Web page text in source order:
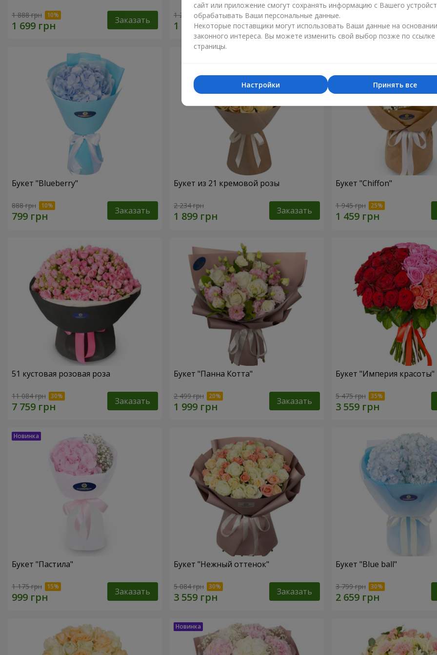
1 888 грн Заказать 1 293 грн Заказать 1 374 грн
Букет "Blueberry"
888 грн Заказать
Букет из 21 кремовой розы
2 234 грн Заказать
Букет "Chiffon"
1 945 грн
51 кустовая розовая роза
11 084 грн Заказать
Букет "Панна Котта"
2 499 грн Заказать
Букет "Империя красоты"
5 475 грн
Букет "Пастила"
1 175 грн Заказать
Букет "Нежный оттенок"
5 084 грн Заказать
Букет "Blue ball"
3 799 грн
сайт или приложение смогут сохранять информацию с Вашего
обрабатывать Ваши персональные данные.
Некоторые поставщики могут использовать Ваши данные на основании
законного интереса. Вы можете изменить свой выбор позже по ссылке
страницы.
Принять все
Настройки